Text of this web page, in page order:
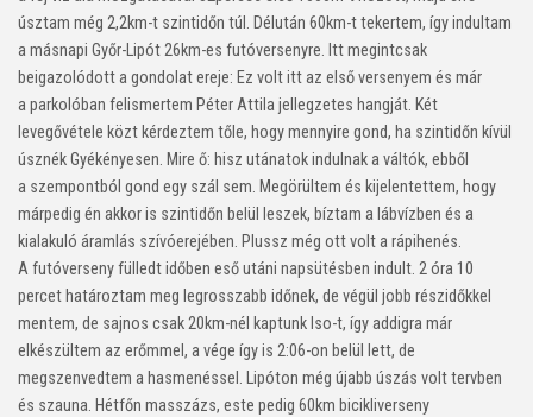
úsztam még 2,2km-t szintidőn túl. Délután 60km-t tekertem, így indultam
a másnapi Győr-Lipót 26km-es futóversenyre. Itt megintcsak
beigazolódott a gondolat ereje: Ez volt itt az első versenyem és már
a parkolóban felismertem Péter Attila jellegzetes hangját. Két
levegővétele közt kérdeztem tőle, hogy mennyire gond, ha szintidőn kívül
úsznék Gyékényesen. Mire ő: hisz utánatok indulnak a váltók, ebből
a szempontból gond egy szál sem. Megörültem és kijelentettem, hogy
márpedig én akkor is szintidőn belül leszek, bíztam a lábvízben és a
kialakuló áramlás szívóerejében. Plussz még ott volt a rápihenés.
A futóverseny fülledt időben eső utáni napsütésben indult. 2 óra 10
percet határoztam meg legrosszabb időnek, de végül jobb részidőkkel
mentem, de sajnos csak 20km-nél kaptunk Iso-t, így addigra már
elkészültem az erőmmel, a vége így is 2:06-on belül lett, de
megszenvedtem a hasmenéssel. Lipóton még újabb úszás volt tervben
és szauna. Hétfőn masszázs, este pedig 60km bicikliverseny